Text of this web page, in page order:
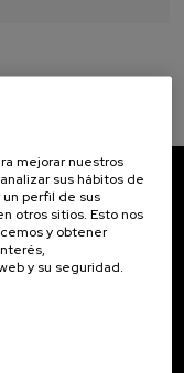
mejorar nuestros
sus hábitos de
perfil de sus
otros sitios. Esto nos
y obtener
y su seguridad.